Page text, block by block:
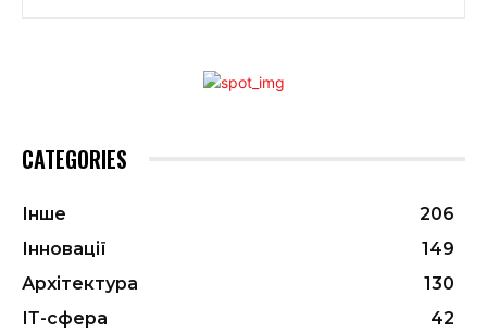
CATEGORIES
Інше
206
Інновації
149
Архітектура
130
ІТ-сфера
42